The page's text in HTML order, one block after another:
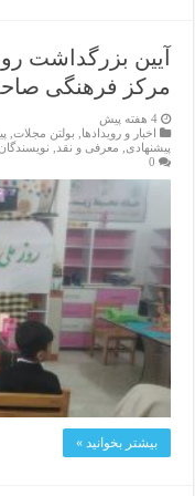
آیین بزرگداشت
مرکز فرهنگی
4 هفته پیش
اخبار و رویدادها
بولتن مجلات
پیشنهادی
معرفی و نقد
0
بیشتر بخوانید »